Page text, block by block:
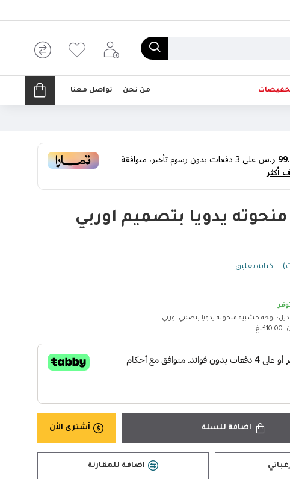
من نحن تواصل معنا
ر.س على3دفعات بدون رسوم تأخير، متوافقة
أكثر
يدويا بتصميم اوربي
- كتابة تعليق
لوحه خشبيه منحوته يدويا بتصمي اوربي
10.00كلغ
اضافة للسلة أشترى الأن
اضافة للمقارنة